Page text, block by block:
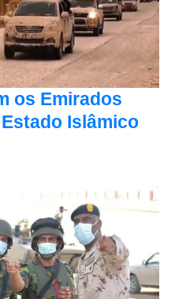
os Emirados
Islâmico